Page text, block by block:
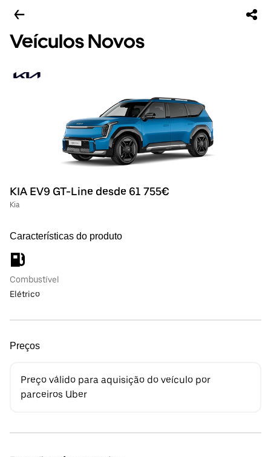
Veículos Novos
KIA EV9 GT-Line desde 61 755€
Kia
Características do produto
Combustível
Elétrico
Preços
Preço válido para aquisição do veículo por
parceiros Uber